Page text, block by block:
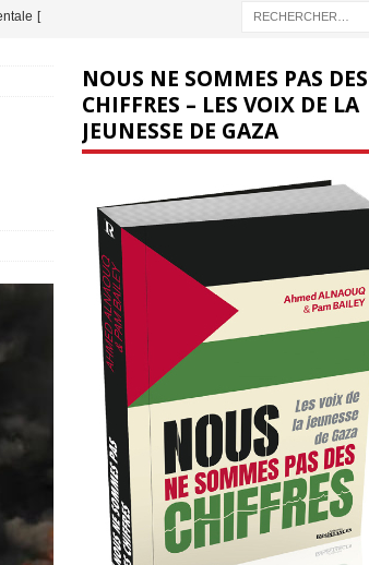
[
les
la
NOUS NE SOMMES PAS DES
CHIFFRES – LES VOIX DE LA
JEUNESSE DE GAZA